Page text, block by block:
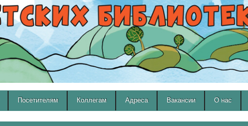
Посетителям Коллегам Адреса Вакансии О нас